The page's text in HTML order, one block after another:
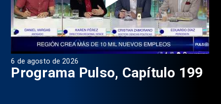
6 de agosto de 2026
Programa Pulso, Capítulo 199